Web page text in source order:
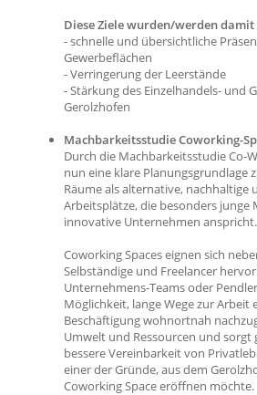
Diese Ziele wurden/werden
- schnelle und übersichtliche
Gewerbeflächen
- Verringerung der Leerstände
- Stärkung des Einzelhandels- und
Gerolzhofen
Machbarkeitsstudie Coworking-
Durch die Machbarkeitsstudie Co-
nun eine klare Planungsgrundlage
Räume als alternative, nachhaltige
Arbeitsplätze, die besonders junge
innovative Unternehmen anspricht.
Coworking Spaces eignen sich
Selbständige und Freelancer
Unternehmens-Teams oder
Möglichkeit, lange Wege zur Arbeit
Beschäftigung wohnortnah
Umwelt und Ressourcen und sorgt
bessere Vereinbarkeit von
einer der Gründe, aus dem
Coworking Space eröffnen möchte.